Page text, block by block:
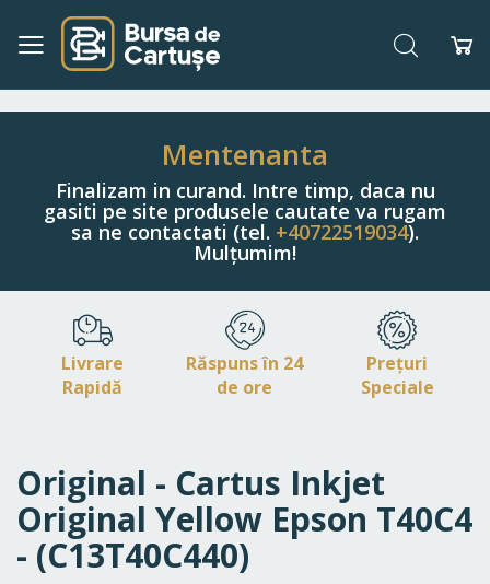
Navigați
Conținut
Căutare
Mentenanta
Finalizam in curand. Intre timp, daca nu
gasiti pe site produsele cautate va rugam
sa ne contactati (tel. +40722519034).
Mulțumim!
Livrare
Rapidă
Răspuns în 24
de ore
Prețuri
Speciale
Original - Cartus Inkjet
Original Yellow Epson T40C4
- (C13T40C440)